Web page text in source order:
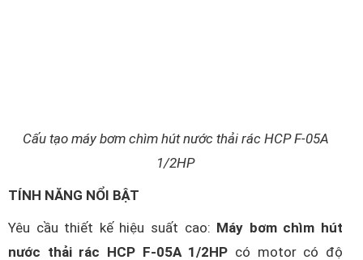
Cấu tạo máy bơm chìm hút nước thải rác HCP F-05A
1/2HP
TÍNH NĂNG NỔI BẬT
Yêu cầu thiết kế hiệu suất cao: Máy bơm chìm hút
nước thải rác HCP F-05A 1/2HP có motor có độ